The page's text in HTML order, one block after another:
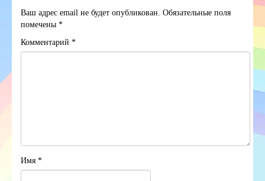
Ваш адрес email не будет опубликован. Обязательные поля
помечены *
Комментарий *
Имя *